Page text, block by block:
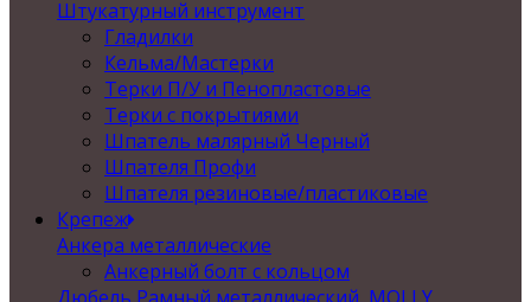
Штукатурный инструмент
Гладилки
Кельма/Мастерки
Терки П/У и Пенопластовые
Терки с покрытиями
Шпатель малярный Черный
Шпателя Профи
Шпателя резиновые/пластиковые
Крепеж
Анкера металлические
Анкерный болт с кольцом